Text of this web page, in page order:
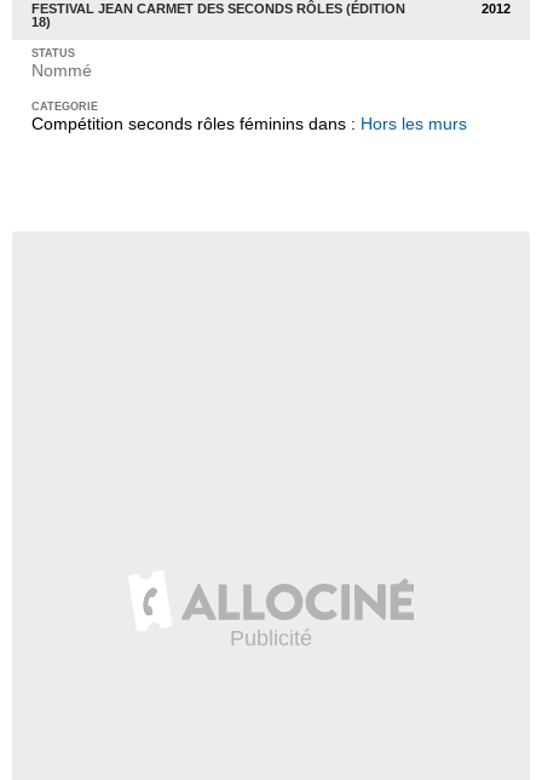
FESTIVAL JEAN CARMET DES SECONDS RÔLES (ÉDITION
18)
2012
Nommé
Compétition seconds rôles féminins dans : Hors les murs